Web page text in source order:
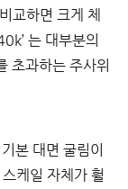
교하면 크게 체
는 대부분의
초과하는 주사위
본 대면 굴림이
케일 자체가 훨